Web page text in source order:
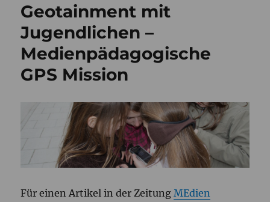
im
Rahmen
der
„neuEröffnung“
Geotainment mit
Jugendlichen –
Medienpädagogische
GPS Mission
Für einen Artikel in der Zeitung MEdien